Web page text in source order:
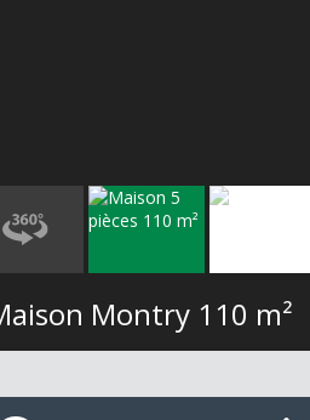
Montry 110 m²